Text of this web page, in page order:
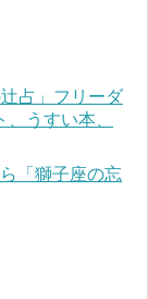
占」フリーダ
うすい本、
「獅子座の忘